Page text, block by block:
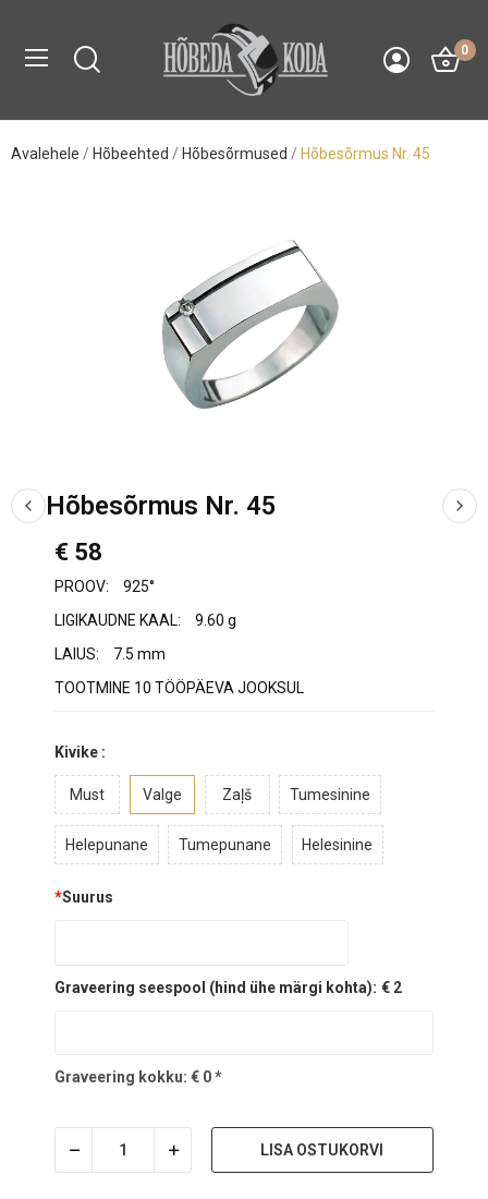
0
Avalehele Hõbeehted Hõbesõrmused Hõbesõrmus Nr. 45
Hõbesõrmus Nr. 45
€ 58
PROOV:
925°
LIGIKAUDNE KAAL:
9.60 g
LAIUS:
7.5 mm
TOOTMINE 10 TÖÖPÄEVA JOOKSUL
Kivike :
Must Valge Zaļš Tumesinine
Helepunane Tumepunane Helesinine
*Suurus
Graveering seespool (hind ühe märgi kohta): € 2
Graveering kokku: € 0*
LISA OSTUKORVI